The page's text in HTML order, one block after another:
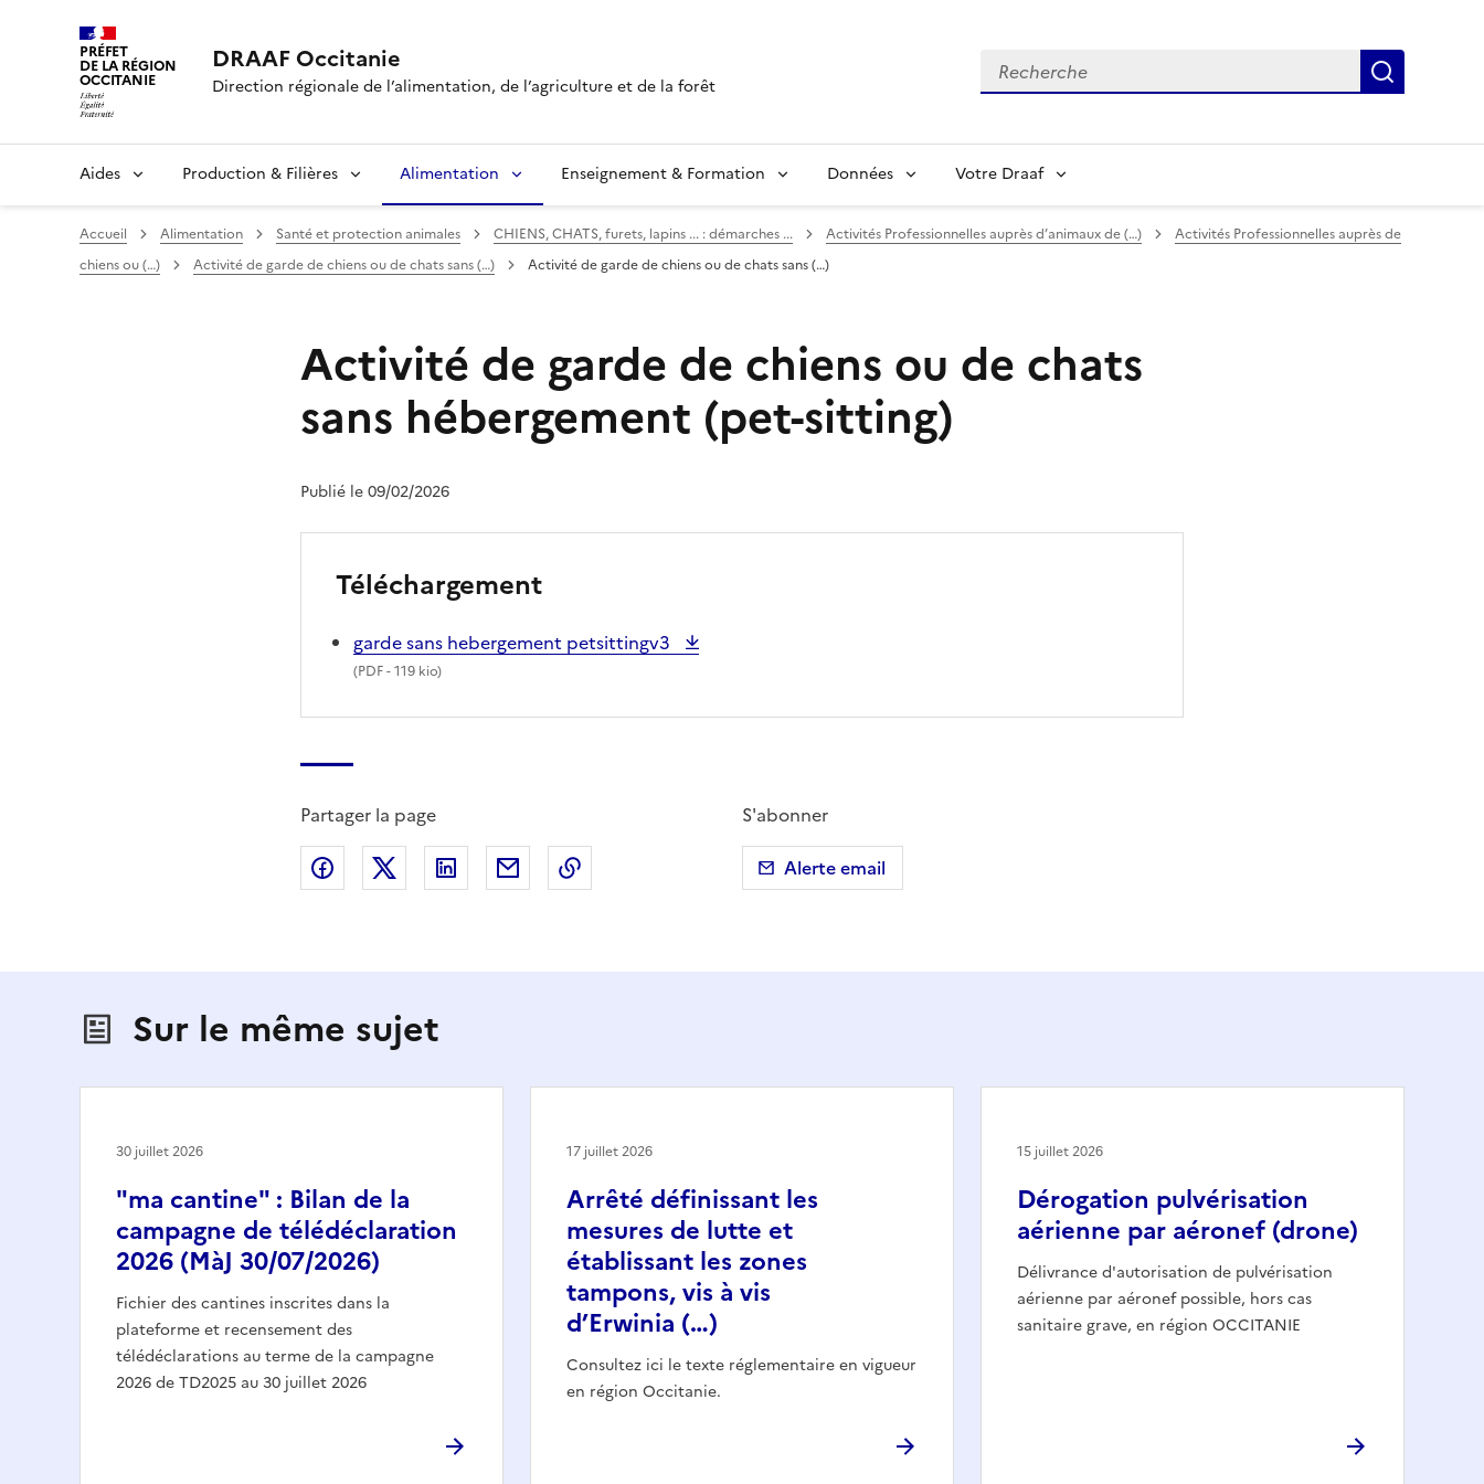
PRÉFET
DE LA RÉGION
OCCITANIE
DRAAF Occitanie
Direction régionale de l’alimentation, de l’agriculture et de la forêt
Recherche
Aides Production & Filières Alimentation Enseignement & Formation Données Votre Draaf
Accueil Alimentation Santé et protection animales CHIENS, CHATS, furets, lapins ... : démarches ... Activités Professionnelles auprès d’animaux de (…)
Activités Professionnelles auprès de
chiens ou (…)
Activité de garde de chiens ou de chats sans (…) Activité de garde de chiens ou de chats sans (…)
Activité de garde de chiens ou de chats
sans hébergement (pet-sitting)
Publié le 09/02/2026
Téléchargement
garde sans hebergement petsittingv3
(PDF- 119 kio)
Partager la page
Partager sur Facebook
Partager sur X (anciennement Twitter)
Partager sur LinkedIn
Partager par emailCopier dans le presse-papier
S'abonner
Alerte email
Sur le même sujet
"ma cantine" : Bilan de la
campagne de télédéclaration
2026 (MàJ 30/07/2026)
Fichier des cantines inscrites dans la
plateforme et recensement des
télédéclarations au terme de la campagne
2026 de TD2025 au 30 juillet 2026
30 juillet 2026
Arrêté définissant les
mesures de lutte et
établissant les zones
tampons, vis à vis
d’Erwinia (…)
Consultez ici le texte réglementaire en vigueur
en région Occitanie.
17 juillet 2026
Dérogation pulvérisation
aérienne par aéronef (drone)
Délivrance d'autorisation de pulvérisation
aérienne par aéronef possible, hors cas
sanitaire grave, en région OCCITANIE
15 juillet 2026